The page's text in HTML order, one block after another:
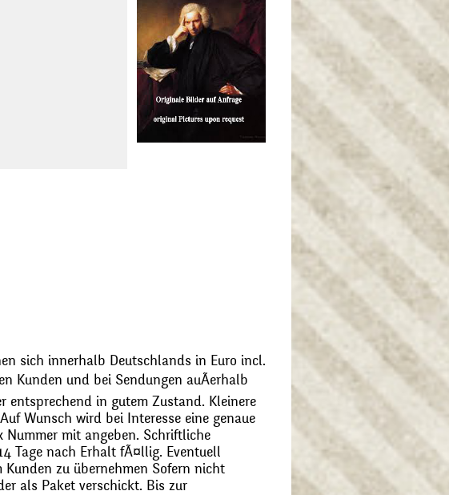
sich innerhalb Deutschlands in Euro incl.
Kunden und bei Sendungen auÃerhalb
entsprechend in gutem Zustand. Kleinere
Wunsch wird bei Interesse eine genaue
Nummer mit angeben. Schriftliche
Tage nach Erhalt fÃ¤llig. Eventuell
zu übernehmen Sofern nicht
als Paket verschickt. Bis zur